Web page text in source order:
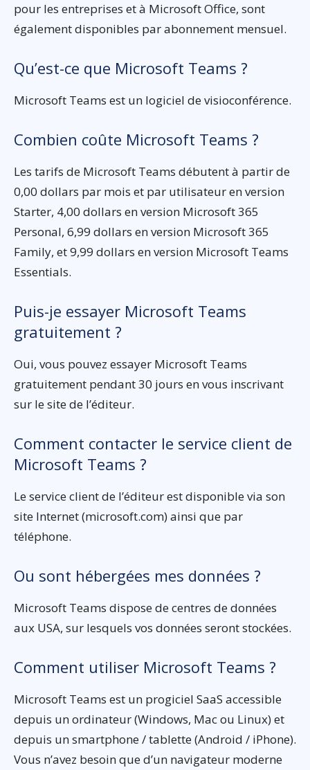
pour les entreprises et à Microsoft Office, sont
également disponibles par abonnement mensuel.
Qu’est-ce que Microsoft Teams ?
Microsoft Teams est un logiciel de visioconférence.
Combien coûte Microsoft Teams ?
Les tarifs de Microsoft Teams débutent à partir de
0,00 dollars par mois et par utilisateur en version
Starter, 4,00 dollars en version Microsoft 365
Personal, 6,99 dollars en version Microsoft 365
Family, et 9,99 dollars en version Microsoft Teams
Essentials.
Puis-je essayer Microsoft Teams
gratuitement ?
Oui, vous pouvez essayer Microsoft Teams
gratuitement pendant 30 jours en vous inscrivant
sur le site de l’éditeur.
Comment contacter le service client de
Microsoft Teams ?
Le service client de l’éditeur est disponible via son
site Internet (microsoft.com) ainsi que par
téléphone.
Ou sont hébergées mes données ?
Microsoft Teams dispose de centres de données
aux USA, sur lesquels vos données seront stockées.
Comment utiliser Microsoft Teams ?
Microsoft Teams est un progiciel SaaS accessible
depuis un ordinateur (Windows, Mac ou Linux) et
depuis un smartphone / tablette (Android / iPhone).
Vous n’avez besoin que d’un navigateur moderne